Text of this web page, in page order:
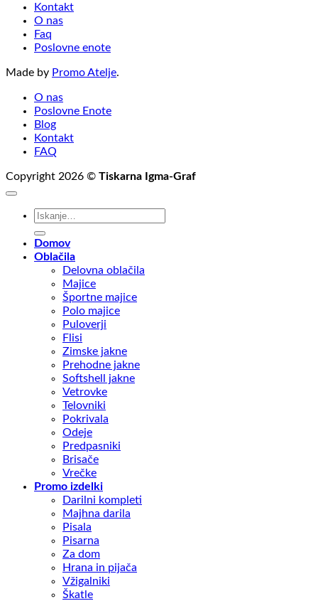
Kontakt
O nas
Faq
Poslovne enote
Made by Promo Atelje.
O nas
Poslovne Enote
Blog
Kontakt
FAQ
Copyright 2026 © Tiskarna Igma-Graf
Išči:
Domov
Oblačila
Delovna oblačila
Majice
Športne majice
Polo majice
Puloverji
Flisi
Zimske jakne
Prehodne jakne
Softshell jakne
Vetrovke
Telovniki
Pokrivala
Odeje
Predpasniki
Brisače
Vrečke
Promo izdelki
Darilni kompleti
Majhna darila
Pisala
Pisarna
Za dom
Hrana in pijača
Vžigalniki
Škatle